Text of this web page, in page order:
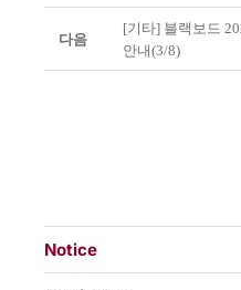
다음
[기타] 블랙보드
안내(3/8)
Notice